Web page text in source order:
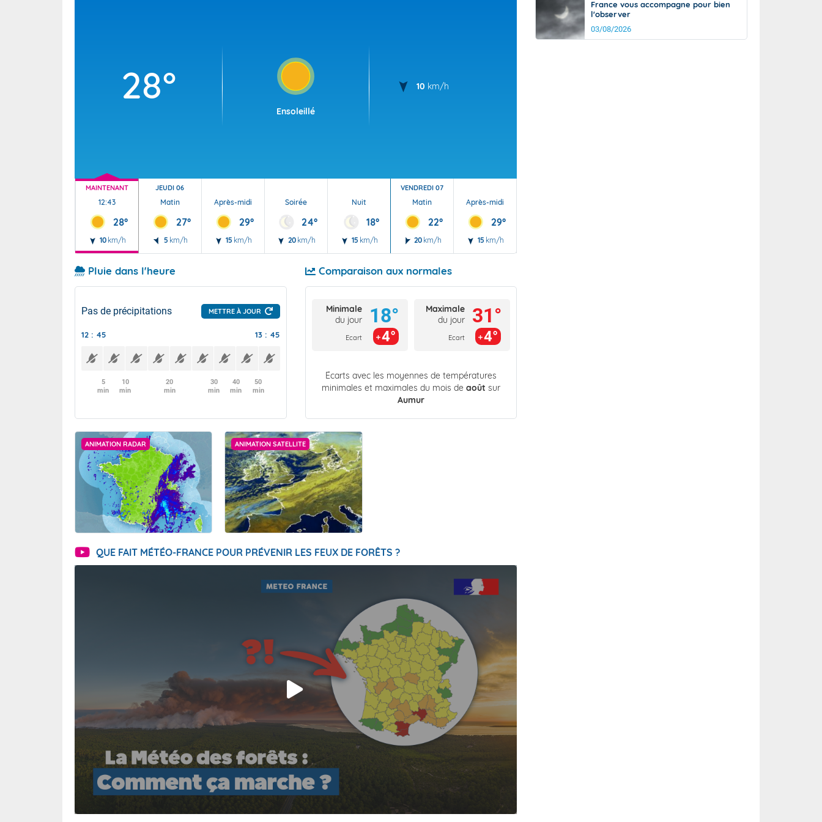
28°
Ensoleillé
10 km/h
MAINTENANT
12:43
28°
10 km/h
JEUDI 06
Matin
27°
5 km/h
Après-midi
29°
15 km/h
Soirée
24°
20 km/h
Nuit
18°
15 km/h
VENDREDI 07
Matin
22°
20 km/h
Après-midi
29°
15 km/h
Pluie dans l'heure
Pas de précipitations METTRE À JOUR
12 : 45 13 : 45
5
min
10
min
20
min
30
min
40
min
50
min
Comparaison aux normales
Minimale
du jour
Ecart
18°
4°
Maximale
du jour
Ecart
31°
4°
Écarts avec les moyennes de températures
minimales et maximales du mois de août sur
Aumur
ANIMATION RADAR ANIMATION SATELLITE
QUE FAIT MÉTÉO-FRANCE POUR PRÉVENIR LES FEUX DE FORÊTS ?
France vous accompagne pour bien
l'observer
03/08/2026